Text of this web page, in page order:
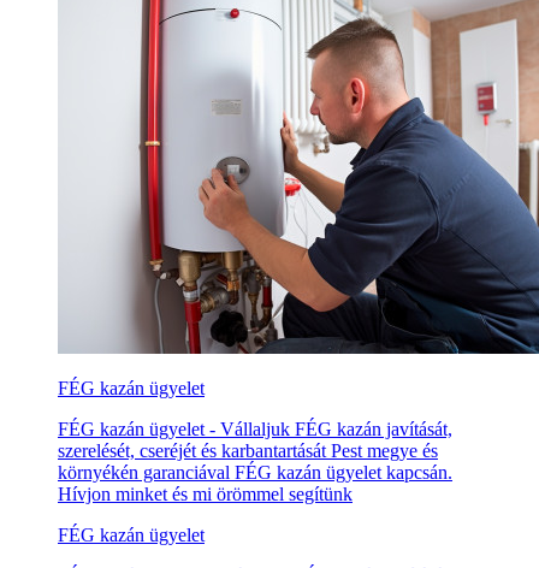
FÉG kazán ügyelet
FÉG kazán ügyelet - Vállaljuk FÉG kazán javítását,
szerelését, cseréjét és karbantartását Pest megye és
környékén garanciával FÉG kazán ügyelet kapcsán.
Hívjon minket és mi örömmel segítünk
FÉG kazán ügyelet